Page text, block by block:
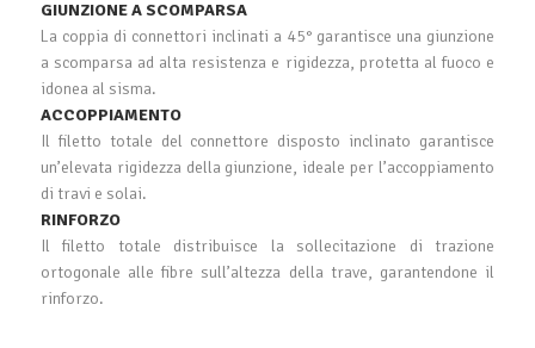
GIUNZIONE A SCOMPARSA
La coppia di connettori inclinati a 45° garantisce una giunzione
a scomparsa ad alta resistenza e rigidezza, protetta al fuoco e
idonea al sisma.
ACCOPPIAMENTO
Il filetto totale del connettore disposto inclinato garantisce
un’elevata rigidezza della giunzione, ideale per l’accoppiamento
di travi e solai.
RINFORZO
Il filetto totale distribuisce la sollecitazione di trazione
ortogonale alle fibre sull’altezza della trave, garantendone il
rinforzo.